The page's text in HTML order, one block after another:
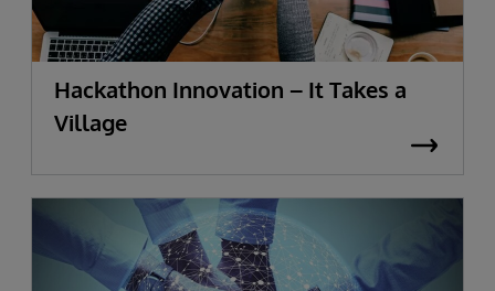
Hackathon Innovation – It Takes a
Village